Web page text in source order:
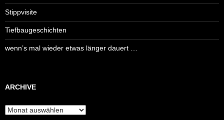
Stippvisite
Tiefbaugeschichten
wenn’s mal wieder etwas länger dauert …
ARCHIVE
Archive